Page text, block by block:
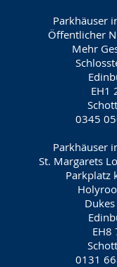
Parkhäuser
Öffentlicher
Mehr
EH1
0345
Parkhäuser
St. Margarets
Parkplatz
EH8
0131